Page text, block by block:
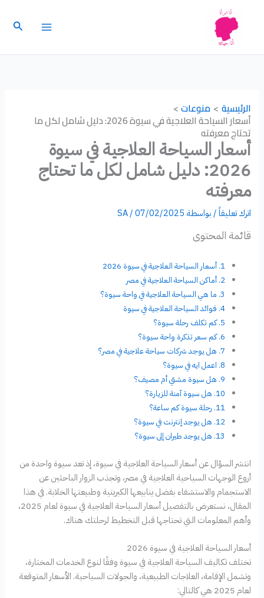
الرئيسية منوعات
أسعار السياحة العلاجية في سيوة 2026: دليل شامل لكل ما
تحتاج معرفته
أسعار السياحة العلاجية في سيوة
2026: دليل شامل لكل ما تحتاج
معرفته
اترك تعليقاً/ بواسطة SA/07/02/2025
قائمة المحتوى
أسعار السياحة العلاجية في سيوة 2026
أماكن السياحة العلاجية في مصر
ما هي السياحة العلاجية في واحة سيوة؟
فوائد السياحة العلاجية في سيوة
كم تكلف رحلة سيوة؟
كم سعر تذكرة واحة سيوة؟
هل يوجد شركات سياحة علاجية في مصر؟
اعمل ايه في سيوة؟
هل سيوة مشتي أم مصيف؟
هل سيوة آمنة للزيارة؟
رحلة سيوة كم ساعة؟
هل يوجد إنترنت في سيوة؟
هل يوجد طيران إلى سيوة؟
انتشر السؤال عن أسعار السياحة العلاجية في سيوة، إذ تعد سيوة واحدة من
أروع الوجهات السياحية العلاجية في مصر، وتجذب الزوار الباحثين عن
الاستجمام والاستشفاء بفضل ينابيعها الكبريتية وطبيعتها الخلابة. في هذا
المقال، نستعرض بالتفصيل أسعار السياحة العلاجية في سيوة لعام 2025،
وأهم المعلومات التي تحتاجها قبل التخطيط لرحلتك هناك.
أسعار السياحة العلاجية في سيوة 2026
تختلف تكاليف السياحة العلاجية في سيوة وفقًا لنوع الخدمات المختارة،
وتشمل الإقامة، العلاجات الطبيعية، والجولات السياحية. الأسعار المتوقعة
لعام 2025 هي كالتالي: